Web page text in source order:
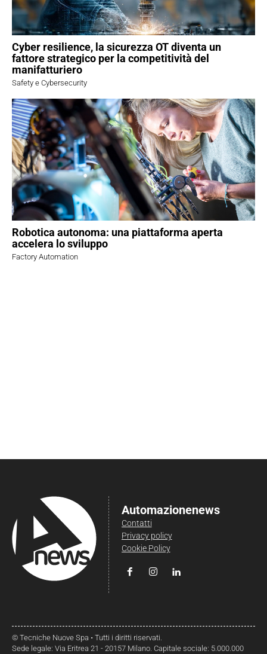
Cyber resilience, la sicurezza OT diventa un
fattore strategico per la competitività del
manifatturiero
Safety e Cybersecurity
Robotica autonoma: una piattaforma aperta
accelera lo sviluppo
Factory Automation
Automazionenews
Contatti
Privacy policy
Cookie Policy
© Tecniche Nuove Spa • Tutti i diritti riservati.
Sede legale: Via Eritrea 21 - 20157 Milano. Capitale sociale: 5.000.000